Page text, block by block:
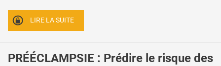
LIRE LA SUITE
PRÉÉCLAMPSIE : Prédire le risque des